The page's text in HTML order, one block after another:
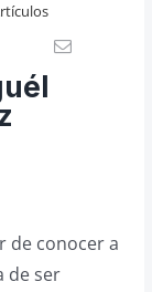
de conocer a
de ser